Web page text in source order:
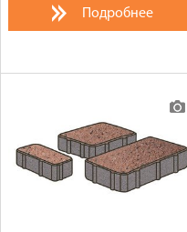
Подробнее